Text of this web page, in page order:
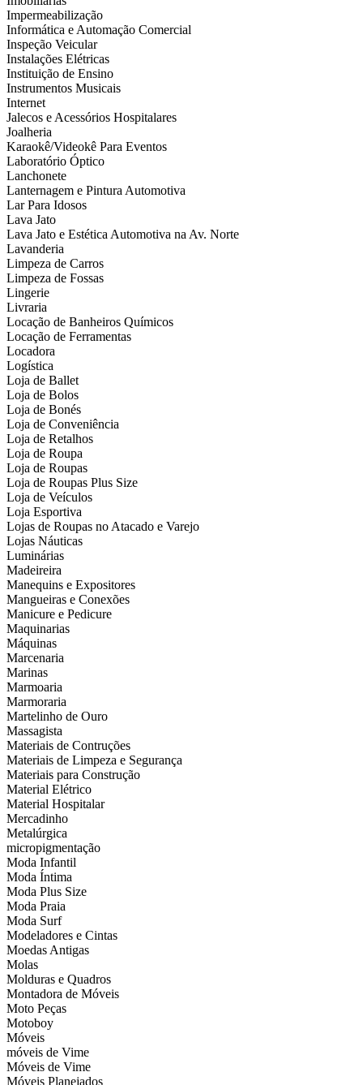
Impermeabilização
Informática e Automação Comercial
Inspeção Veicular
Instalações Elétricas
Instituição de Ensino
Instrumentos Musicais
Internet
Jalecos e Acessórios Hospitalares
Joalheria
Karaokê/Videokê Para Eventos
Laboratório Óptico
Lanchonete
Lanternagem e Pintura Automotiva
Lar Para Idosos
Lava Jato
Lava Jato e Estética Automotiva na Av. Norte
Lavanderia
Limpeza de Carros
Limpeza de Fossas
Lingerie
Livraria
Locação de Banheiros Químicos
Locação de Ferramentas
Locadora
Logística
Loja de Ballet
Loja de Bolos
Loja de Bonés
Loja de Conveniência
Loja de Retalhos
Loja de Roupa
Loja de Roupas
Loja de Roupas Plus Size
Loja de Veículos
Loja Esportiva
Lojas de Roupas no Atacado e Varejo
Lojas Náuticas
Luminárias
Madeireira
Manequins e Expositores
Mangueiras e Conexões
Manicure e Pedicure
Maquinarias
Máquinas
Marcenaria
Marinas
Marmoaria
Marmoraria
Martelinho de Ouro
Massagista
Materiais de Contruções
Materiais de Limpeza e Segurança
Materiais para Construção
Material Elétrico
Material Hospitalar
Mercadinho
Metalúrgica
micropigmentação
Moda Infantil
Moda Íntima
Moda Plus Size
Moda Praia
Moda Surf
Modeladores e Cintas
Moedas Antigas
Molas
Molduras e Quadros
Montadora de Móveis
Moto Peças
Motoboy
Móveis
móveis de Vime
Móveis de Vime
Móveis Planejados